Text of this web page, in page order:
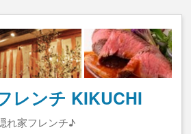
レンチ KIKUCHI
れ家フレンチ♪